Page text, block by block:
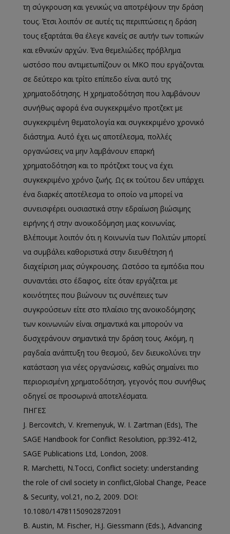
τη σύγκρουση και γενικώς να αποτρέψουν την δράση
τους. Έτσι λοιπόν σε αυτές τις περιπτώσεις η δράση
τους εξαρτάται θα έλεγε κανείς σε αυτήν των τοπικών
και εθνικών αρχών. Ένα θεμελιώδες πρόβλημα
ωστόσο που αντιμετωπίζουν οι ΜΚΟ που εργάζονται
σε δεύτερο και τρίτο επίπεδο είναι αυτό της
χρηματοδότησης. Η χρηματοδότηση που λαμβάνουν
συνήθως αφορά ένα συγκεκριμένο προτζεκτ με
συγκεκριμένη θεματολογία και συγκεκριμένο χρονικό
διάστημα. Αυτό έχει ως αποτέλεσμα, πολλές
οργανώσεις να μην λαμβάνουν επαρκή
χρηματοδότηση και το πρότζεκτ τους να έχει
συγκεκριμένο χρόνο ζωής. Ως εκ τούτου δεν υπάρχει
ένα διαρκές αποτέλεσμα το οποίο να μπορεί να
συνεισφέρει ουσιαστικά στην εδραίωση βιώσιμης
ειρήνης ή στην ανοικοδόμηση μιας κοινωνίας.
Βλέπουμε λοιπόν ότι η Κοινωνία των Πολιτών μπορεί
να συμβάλει καθοριστικά στην διευθέτηση ή
διαχείριση μιας σύγκρουσης. Ωστόσο τα εμπόδια που
συναντάει στο έδαφος, είτε όταν εργάζεται με
κοινότητες που βιώνουν τις συνέπειες των
συγκρούσεων είτε στο πλαίσιο της ανοικοδόμησης
των κοινωνιών είναι σημαντικά και μπορούν να
δυσχεράνουν σημαντικά την δράση τους. Ακόμη, η
ραγδαία ανάπτυξη του θεσμού, δεν διευκολύνει την
κατάσταση για νέες οργανώσεις, καθώς σημαίνει πιο
περιορισμένη χρηματοδότηση, γεγονός που συνήθως
οδηγεί σε προσωρινά αποτελέσματα.
ΠΗΓΕΣ
J. Bercovitch, V. Kremenyuk, W. I. Zartman (Eds), The
SAGE Handbook for Conflict Resolution, pp:392-412,
SAGE Publications Ltd, London, 2008.
R. Marchetti, N.Tocci, Conflict society: understanding
the role of civil society in conflict,Global Change, Peace
& Security, vol.21, no.2, 2009. DOI:
10.1080/14781150902872091
B. Austin, M. Fischer, H.J. Giessmann (Eds.), Advancing